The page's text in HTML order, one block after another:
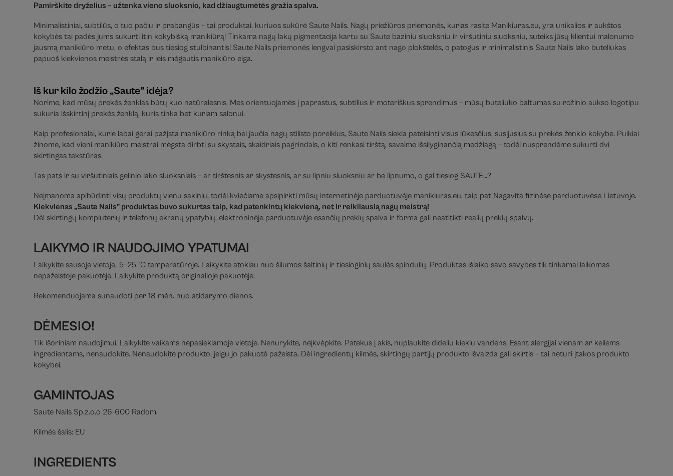
Pamirškite dryželius – užtenka vieno sluoksnio, kad džiaugtumėtės gražia spalva.
Minimalistiniai, subtilūs, o tuo pačiu ir prabangūs – tai produktai, kuriuos sukūrė Saute Nails. Nagų priežiūros priemonės, kurias rasite Manikiuras.eu, yra unikalios ir aukštos
kokybės tai padės jums sukurti itin kokybišką manikiūrą! Tinkama nagų lakų pigmentacija kartu su Saute baziniu sluoksniu ir viršutiniu sluoksniu, suteiks jūsų klientui malonumo
jausmą manikiūro metu, o efektas bus tiesiog stulbinantis! Saute Nails priemonės lengvai pasiskirsto ant nago plokštelės, o patogus ir minimalistinis Saute Nails lako buteliukas
papuoš kiekvienos meistrės stalą ir leis mėgautis manikiūro eiga.
Iš kur kilo žodžio „Saute” idėja?
Norime, kad mūsų prekės ženklas būtų kuo natūralesnis. Mes orientuojamės į paprastus, subtilius ir moteriškus sprendimus – mūsų buteliuko baltumas su rožinio aukso logotipu
sukuria išskirtinį prekės ženklą, kuris tinka bet kuriam salonui.
Kaip profesionalai, kurie labai gerai pažįsta manikiūro rinką bei jaučia nagų stilisto poreikius, Saute Nails siekia pateisinti visus lūkesčius, susijusius su prekės ženklo kokybe. Puikiai
žinome, kad vieni manikiūro meistrai mėgsta dirbti su skystais, skaidriais pagrindais, o kiti renkasi tirštą, savaime išsilyginančią medžiagą – todėl nusprendėme sukurti dvi
skirtingas tekstūras.
Tas pats ir su viršutiniais gelinio lako sluoksniais – ar tirštesnis ar skystesnis, ar su lipniu sluoksniu ar be lipnumo, o gal tiesiog SAUTE…?
Neįmanoma apibūdinti visų produktų vienu sakiniu, todėl kviečiame apsipirkti mūsų internetinėje parduotuvėje manikiuras.eu, taip pat Nagavita fizinėse parduotuvėse Lietuvoje.
Kiekvienas „Saute Nails” produktas buvo sukurtas taip, kad patenkintų kiekvieną, net ir reikliausią nagų meistrą!
Dėl skirtingų kompiuterių ir telefonų ekranų ypatybių, elektroninėje parduotuvėje esančių prekių spalva ir forma gali neatitikti realių prekių spalvų.
LAIKYMO IR NAUDOJIMO YPATUMAI
Laikykite sausoje vietoje, 5–25 °C temperatūroje. Laikykite atokiau nuo šilumos šaltinių ir tiesioginių saulės spindulių. Produktas išlaiko savo savybes tik tinkamai laikomas
nepažeistoje pakuotėje. Laikykite produktą originalioje pakuotėje.
Rekomenduojama sunaudoti per 18 mėn. nuo atidarymo dienos.
DĖMESIO!
Tik išoriniam naudojimui. Laikykite vaikams nepasiekiamoje vietoje. Nenurykite, neįkvėpkite. Patekus į akis, nuplaukite dideliu kiekiu vandens. Esant alergijai vienam ar keliems
ingredientams, nenaudokite. Nenaudokite produkto, jeigu jo pakuotė pažeista. Dėl ingredientų kilmės, skirtingų partijų produkto išvaizda gali skirtis – tai neturi įtakos produkto
kokybei.
GAMINTOJAS
Saute Nails Sp.z.o.o 26-600 Radom.
Kilmės šalis: EU
INGREDIENTS